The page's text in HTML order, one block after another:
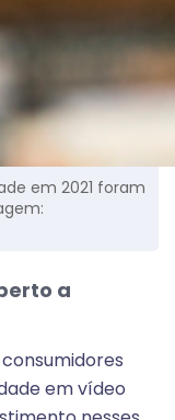
em 2021 foram
a
em vídeo